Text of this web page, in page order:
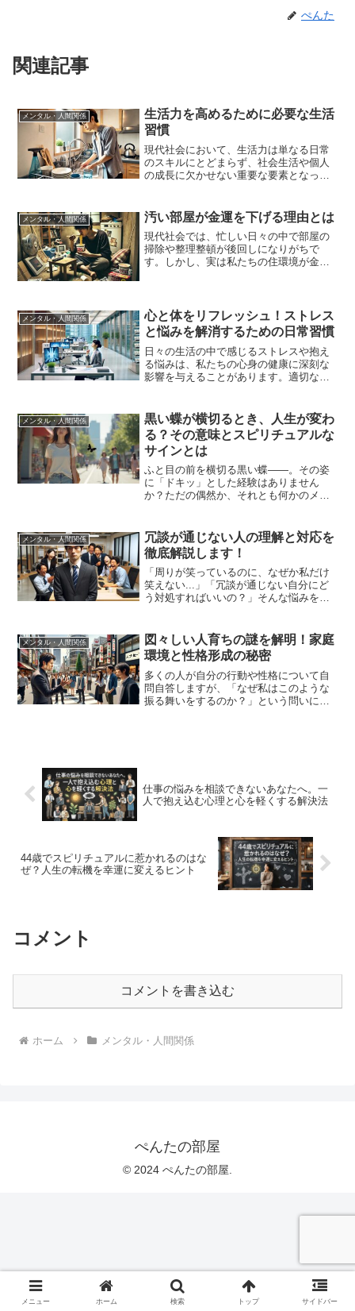
ぺんた
関連記事
メンタル・人間関係
生活力を高めるために必要な生活
習慣
現代社会において、生活力は単なる日常
のスキルにとどまらず、社会生活や個人
の成長に欠かせない重要な要素となって
けでなく、問題解決能力にも優れてお
り、日常生活をより豊かに過...
メンタル・人間関係 汚い部屋が金運を下げる理由とは
現代社会では、忙しい日々の中で部屋の
掃除や整理整頓が後回しになりがちで
す。しかし、実は私たちの住環境が金運
金運を下げてしまう原因とな...
メンタル・人間関係
心と体をリフレッシュ！ストレス
と悩みを解消するための日常習慣
日々の生活の中で感じるストレスや抱え
る悩みは、私たちの心身の健康に深刻な
影響を与えることがあります。適切な解
記事では、ストレスと悩みの根本的な理
解から日常生活でできる解...
メンタル・人間関係
黒い蝶が横切るとき、人生が変わ
る？その意味とスピリチュアルな
サインとは
ふと目の前を横切る黒い蝶――。その姿
に「ドキッ」とした経験はありません
か？ただの偶然か、それとも何かのメッ
す。この記事では、黒い蝶の生態や種類
から、スピリチュアルな意味、...
メンタル・人間関係
冗談が通じない人の理解と対応を
徹底解説します！
「周りが笑っているのに、なぜか私だけ
笑えない...」「冗談が通じない自分にど
う対処すればいいの？」そんな悩みをお
ない人の特徴と心理2. 効果的な対処方法
3. 日常生...
メンタル・人間関係
図々しい人育ちの謎を解明！家庭
環境と性格形成の秘密
多くの人が自分の行動や性格について自
問自答しますが、「なぜ私はこのような
振る舞いをするのか？」という問いに対
仕事の悩みを相談できないあなたへ。一
人で抱え込む心理と心を軽くする解決法
44歳でスピリチュアルに惹かれるのはな
ぜ？人生の転機を幸運に変えるヒント
コメント
コメントを書き込む
ホーム メンタル・人間関係
ぺんたの部屋
© 2024 ぺんたの部屋.
メニュー ホーム 検索 トップ サイドバー